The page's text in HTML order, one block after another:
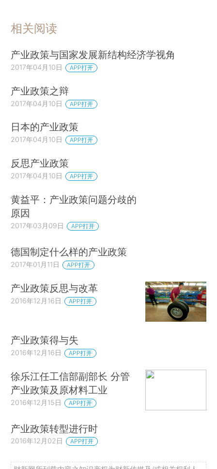
相关阅读
产业政策与国家发展新结构经济学视角
2017年04月10日 APP打开
产业政策之辩
2017年04月10日 APP打开
日本的产业政策
2017年04月10日 APP打开
反思产业政策
2017年04月10日 APP打开
黄益平：产业政策问题分歧的
原因
2017年03月09日 APP打开
德国制定什么样的产业政策
2017年01月11日 APP打开
产业政策反思与改革
2016年12月16日 APP打开
产业政策得与失
2016年12月16日 APP打开
徐乐江任工信部副部长 分管
产业政策及原材料工业
2016年12月15日 APP打开
产业政策转型进行时
2016年12月02日 APP打开